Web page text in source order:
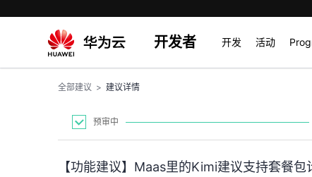
开发者 开发 活动
全部建议 > 建议详情
预审中
【功能建议】Maas里的Kimi建议支持套餐包